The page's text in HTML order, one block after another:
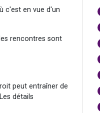
c'est en vue d'un
rencontres sont
peut entraîner de
détails